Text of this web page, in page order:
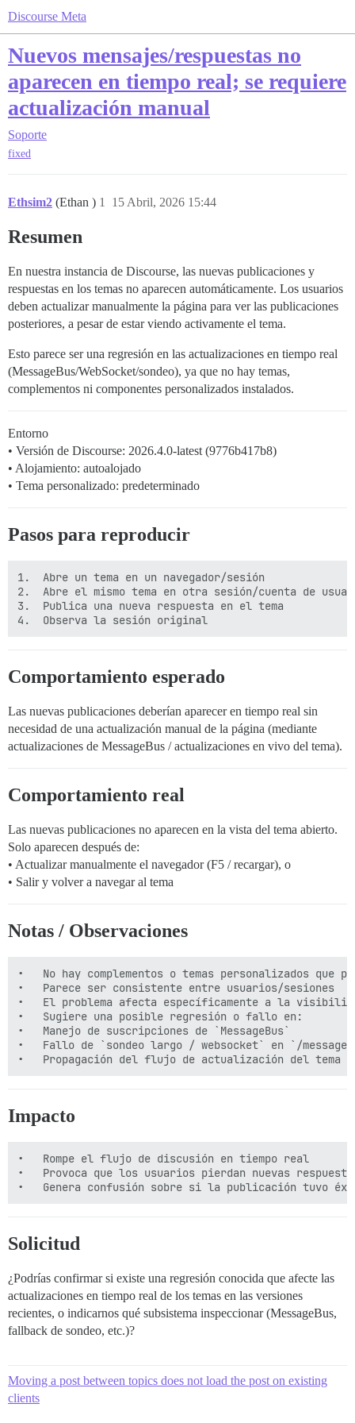
Discourse Meta
Nuevos mensajes/respuestas no
aparecen en tiempo real; se requiere
actualización manual
Soporte
fixed
Ethsim2 (Ethan ) 15 Abril, 2026 15:44
1
Resumen
En nuestra instancia de Discourse, las nuevas publicaciones y
respuestas en los temas no aparecen automáticamente. Los usuarios
deben actualizar manualmente la página para ver las publicaciones
posteriores, a pesar de estar viendo activamente el tema.
Esto parece ser una regresión en las actualizaciones en tiempo real
(MessageBus/WebSocket/sondeo), ya que no hay temas,
complementos ni componentes personalizados instalados.
Entorno
• Versión de Discourse: 2026.4.0-latest (9776b417b8)
• Alojamiento: autoalojado
• Tema personalizado: predeterminado
Pasos para reproducir
1.	Abre un tema en un navegador/sesión
2.	Abre el mismo tema en otra sesión/cuenta de usuario
3.	Publica una nueva respuesta en el tema
Comportamiento esperado
Las nuevas publicaciones deberían aparecer en tiempo real sin
necesidad de una actualización manual de la página (mediante
actualizaciones de MessageBus / actualizaciones en vivo del tema).
Comportamiento real
Las nuevas publicaciones no aparecen en la vista del tema abierto.
Solo aparecen después de:
• Actualizar manualmente el navegador (F5 / recargar), o
• Salir y volver a navegar al tema
Notas / Observaciones
•	No hay complementos o temas personalizados que puedan interferir
•	Parece ser consistente entre usuarios/sesiones
•	El problema afecta específicamente a la visibilidad de las publicaciones posteriores en un hilo de tema
•	Sugiere una posible regresión o fallo en:
•	Manejo de suscripciones de `MessageBus`
•	Fallo de `sondeo largo / websocket` en `/message-bus/`
Impacto
•	Rompe el flujo de discusión en tiempo real
•	Provoca que los usuarios pierdan nuevas respuestas a menos que actualicen
Solicitud
¿Podrías confirmar si existe una regresión conocida que afecte las
actualizaciones en tiempo real de los temas en las versiones
recientes, o indicarnos qué subsistema inspeccionar (MessageBus,
fallback de sondeo, etc.)?
Moving a post between topics does not load the post on existing
clients